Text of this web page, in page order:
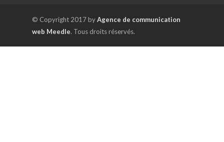
© Copyright 2017 byAgence de communication
web Meedle. Tous droits réservés.